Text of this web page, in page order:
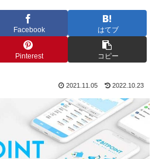
Facebook はてブ
Pinterest コピー
2021.11.05 2022.10.23